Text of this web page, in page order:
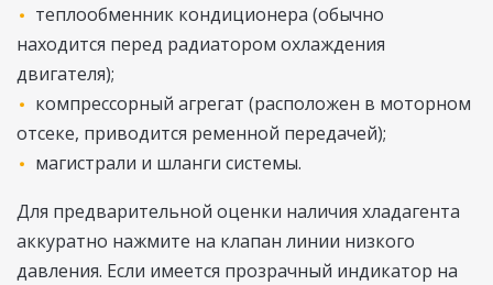
теплообменник кондиционера (обычно
находится перед радиатором охлаждения
двигателя);
компрессорный агрегат (расположен в моторном
отсеке, приводится ременной передачей);
магистрали и шланги системы.
Для предварительной оценки наличия хладагента
аккуратно нажмите на клапан линии низкого
давления. Если имеется прозрачный индикатор на